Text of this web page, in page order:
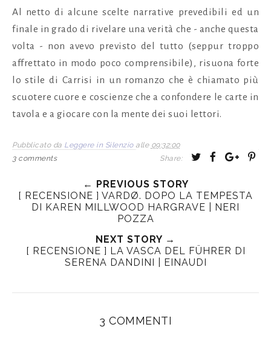
Al netto di alcune scelte narrative prevedibili ed un
finale in grado di rivelare una verità che - anche questa
volta - non avevo previsto del tutto (seppur troppo
affrettato in modo poco comprensibile), risuona forte
lo stile di Carrisi in un romanzo che è chiamato più
scuotere cuore e coscienze che a confondere le carte in
tavola e a giocare con la mente dei suoi lettori.
Pubblicato da Leggere in Silenzio alle 09:32:00
3 comments
Share:
T
e
h
i
r
n
c
r
n
o
← PREVIOUS STORY
[ RECENSIONE ] VARDØ. DOPO LA TEMPESTA
DI KAREN MILLWOOD HARGRAVE | NERI
POZZA
NEXT STORY →
[ RECENSIONE ] LA VASCA DEL FÜHRER DI
SERENA DANDINI | EINAUDI
3 COMMENTI